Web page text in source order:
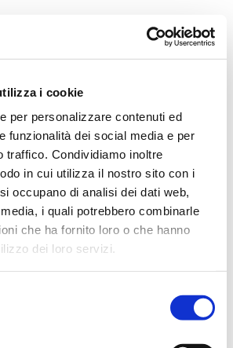
i cookie
per personalizzare contenuti ed
funzionalità dei social media e per
traffico. Condividiamo inoltre
in cui utilizza il nostro sito con i
occupano di analisi dei dati web,
i quali potrebbero combinarle
che ha fornito loro o che hanno
dei loro servizi.
di Sala
Musicali